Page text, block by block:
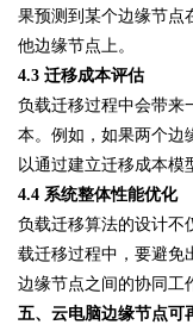
果预测到某个边缘节点
他边缘节点上。
4.3 迁移成本评估
负载迁移过程中会带来
本。例如，如果两个边
以通过建立迁移成本模
4.4 系统整体性能优化
负载迁移算法的设计不
载迁移过程中，要避免
边缘节点之间的协同工
五、云电脑边缘节点可